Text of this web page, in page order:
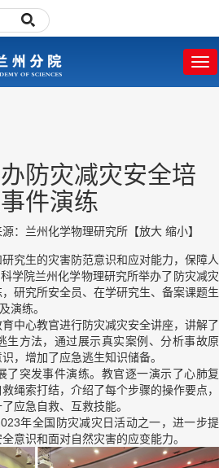
防灾减灾安全培
件演练
源：兰州化学物理研究所 【放大 缩小】
生的灾害防范意识和应对能力，保障人
学院兰州化学物理研究所举办了防灾减灾
研究所安全员、在学研究生、备案课题生
演练。
心教官进行防灾减灾安全讲座，讲解了
生方法，通过展示真实案例、分析事故原
，增加了应急逃生知识储备。
突发事件演练。教官逐一演示了心肺复
绳索打结，介绍了每个步骤的操作要点，
应急自救、互救技能。
年全国防灾减灾日活动之一，进一步提
意识和面对自然灾害的应变能力。